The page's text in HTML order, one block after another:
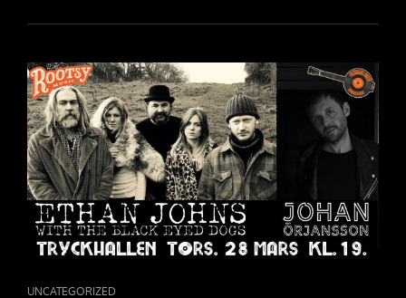
ROD
(US)
+
JOHAN
ÖRJANSSON
BAND
CAT
UNCATEGORIZED